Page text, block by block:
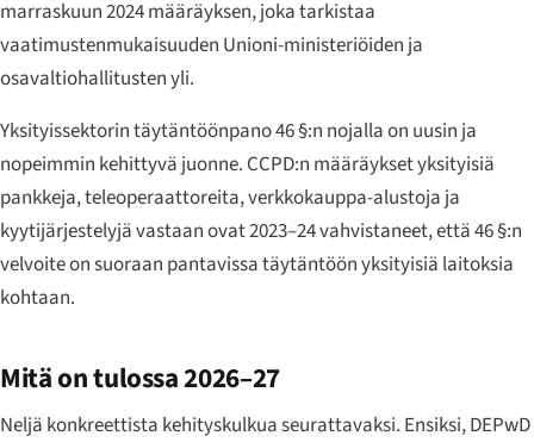
marraskuun 2024 määräyksen, joka tarkistaa
vaatimustenmukaisuuden Unioni-ministeriöiden ja
osavaltiohallitusten yli.
Yksityissektorin täytäntöönpano 46 §:n nojalla on uusin ja
nopeimmin kehittyvä juonne. CCPD:n määräykset yksityisiä
pankkeja, teleoperaattoreita, verkkokauppa-alustoja ja
kyytijärjestelyjä vastaan ovat 2023–24 vahvistaneet, että 46 §:n
velvoite on suoraan pantavissa täytäntöön yksityisiä laitoksia
kohtaan.
Mitä on tulossa 2026–27
Neljä konkreettista kehityskulkua seurattavaksi. Ensiksi, DEPwD